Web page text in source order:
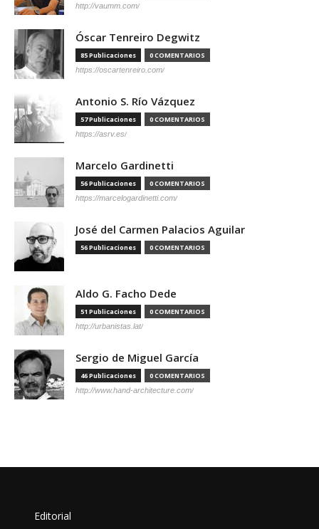
http://vaumm.com/
Óscar Tenreiro Degwitz
85 Publicaciones 0 COMENTARIOS
https://oscartenreiro.com/
Antonio S. Río Vázquez
57 Publicaciones 0 COMENTARIOS
https://asrv.es/
Marcelo Gardinetti
56 Publicaciones 0 COMENTARIOS
https://marcelogardinetti.com/
José del Carmen Palacios Aguilar
56 Publicaciones 0 COMENTARIOS
Aldo G. Facho Dede
51 Publicaciones 0 COMENTARIOS
http://urbanistas.lat/
Sergio de Miguel García
46 Publicaciones 0 COMENTARIOS
http://www.hand-architecture.com/
Editorial